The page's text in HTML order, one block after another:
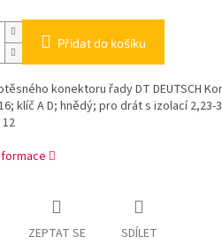
Přidat do košíku
konektoru řady DT DEUTSCH
klíč A D; hnědý; pro drát s izolací
ZEPTAT SE SDÍLET